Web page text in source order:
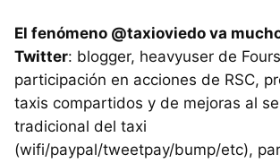
El fenómeno @taxioviedo va
Twitter: blogger, heavyuser de
participación en acciones de RSC,
taxis compartidos y de mejoras al
tradicional del taxi
(wifi/paypal/tweetpay/bump/etc),